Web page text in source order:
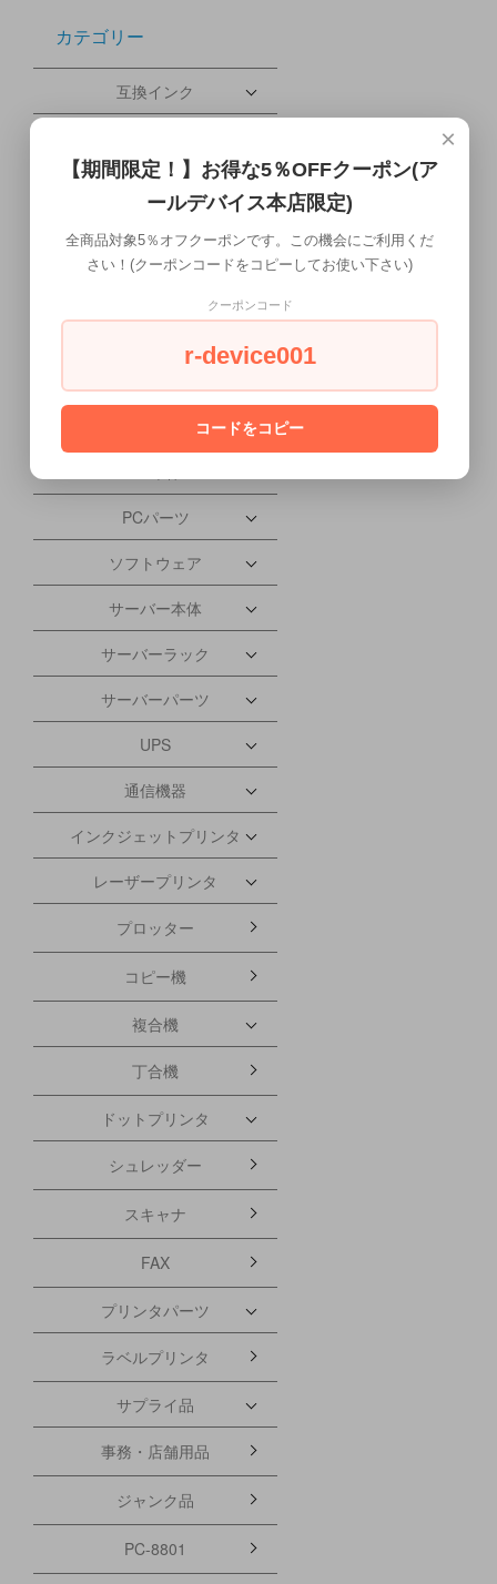
カテゴリー
互換インク
ブレードサーバー
携帯電話・タブレット
配送について
ワークステーション本体
PCパーツ
ソフトウェア
サーバー本体
サーバーラック
サーバーパーツ
UPS
通信機器
インクジェットプリンタ
レーザープリンタ
プロッター
コピー機
複合機
丁合機
ドットプリンタ
シュレッダー
スキャナ
FAX
プリンタパーツ
ラベルプリンタ
サプライ品
事務・店舗用品
ジャンク品
PC-8801
×
【期間限定！】お得な5％OFFクーポン(ア
ールデバイス本店限定)
全商品対象5％オフクーポンです。この機会にご利用くだ
さい！(クーポンコードをコピーしてお使い下さい)
クーポンコード
r-device001
コードをコピー